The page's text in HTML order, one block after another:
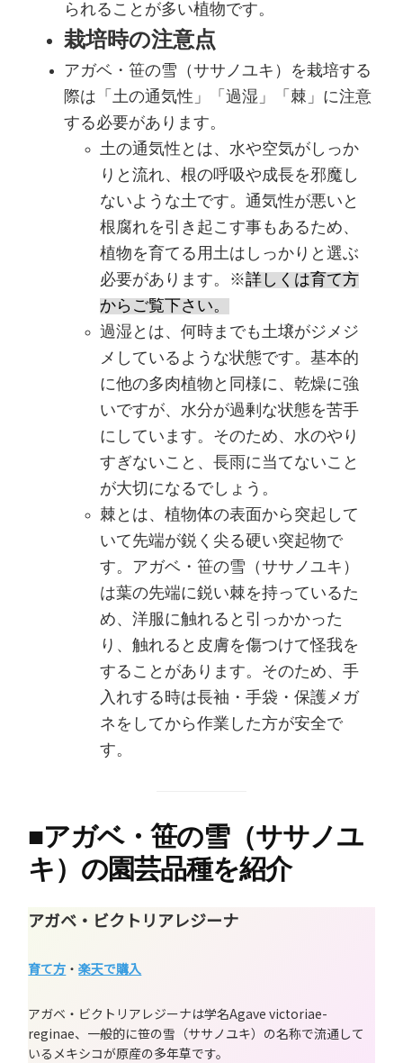
られることが多い植物です。
栽培時の注意点
アガベ・笹の雪（ササノユキ）を栽培する
際は「土の通気性」「過湿」「棘」に注意
する必要があります。
土の通気性とは、水や空気がしっか
りと流れ、根の呼吸や成長を邪魔し
ないような土です。通気性が悪いと
根腐れを引き起こす事もあるため、
植物を育てる用土はしっかりと選ぶ
必要があります。※詳しくは育て方
からご覧下さい。
過湿とは、何時までも土壌がジメジ
メしているような状態です。基本的
に他の多肉植物と同様に、乾燥に強
いですが、水分が過剰な状態を苦手
にしています。そのため、水のやり
すぎないこと、長雨に当てないこと
が大切になるでしょう。
棘とは、植物体の表面から突起して
いて先端が鋭く尖る硬い突起物で
す。アガベ・笹の雪（ササノユキ）
は葉の先端に鋭い棘を持っているた
め、洋服に触れると引っかかった
り、触れると皮膚を傷つけて怪我を
することがあります。そのため、手
入れする時は長袖・手袋・保護メガ
ネをしてから作業した方が安全で
す。
■アガベ・笹の雪（ササノユ
キ）の園芸品種を紹介
アガベ・ビクトリアレジーナ
育て方 ・楽天で購入
アガベ・ビクトリアレジーナは学名Agave victoriae-
reginae、一般的に笹の雪（ササノユキ）の名称で流通して
いるメキシコが原産の多年草です。